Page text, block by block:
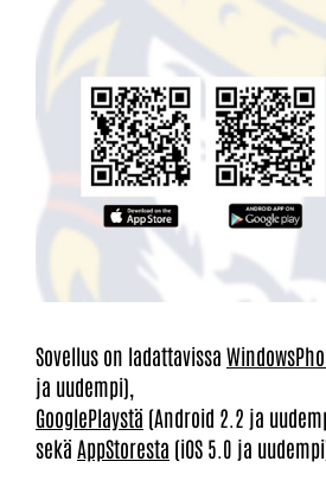
Sovellus on ladattavissa
ja uudempi),
GooglePlaystä (Android 2.2 ja
sekäAppStoresta (iOS 5.0 ja